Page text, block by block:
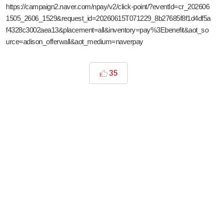
https://campaign2.naver.com/npay/v2/click-point/?eventId=cr_202606
1505_2606_1529&request_id=20260615T071229_8b27685f8f1d4df5a
f4328c3002aea13&placement=all&inventory=pay%3Ebenefit&aot_so
urce=adison_offerwall&aot_medium=naverpay
35